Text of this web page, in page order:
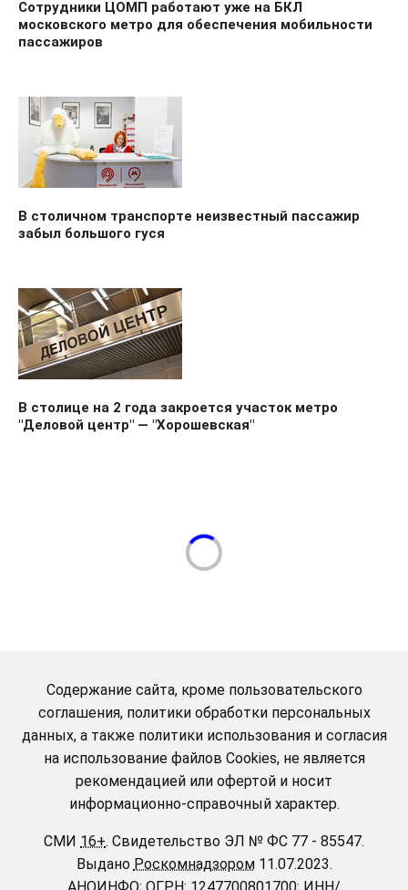
Сотрудники ЦОМП работают уже на БКЛ
московского метро для обеспечения мобильности
пассажиров
В столичном транспорте неизвестный пассажир
забыл большого гуся
В столице на 2 года закроется участок метро
"Деловой центр" — "Хорошевская"
Содержание сайта, кроме пользовательского
соглашения, политики обработки персональных
данных, а также политики использования и согласия
на использование файлов Cookies, не является
рекомендацией или офертой и носит
информационно-справочный характер.
СМИ 16+. Свидетельство ЭЛ № ФС 77 - 85547.
Выдано Роскомнадзором11.07.2023.